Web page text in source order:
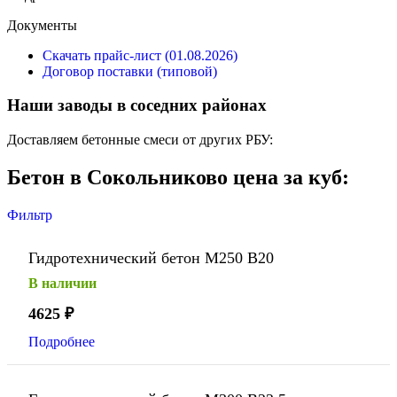
Документы
Скачать прайс-лист (01.08.2026)
Договор поставки (типовой)
Наши заводы в соседних районах
Доставляем бетонные смеси от других РБУ:
Бетон в Сокольниково цена за куб:
Фильтр
Гидротехнический бетон М250 В20
В наличии
4625 ₽
Подробнее